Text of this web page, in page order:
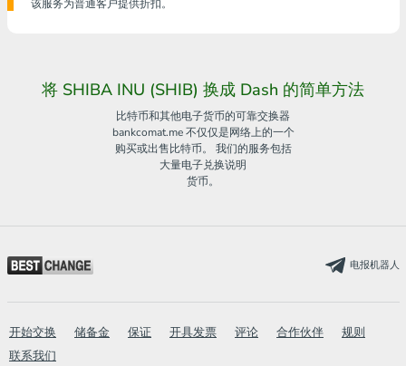
该服务为普通客户提供折扣。
将 SHIBA INU (SHIB) 换成 Dash 的简单方法
比特币和其他电子货币的可靠交换器
bankcomat.me 不仅仅是网络上的一个
购买或出售比特币。 我们的服务包括
大量电子兑换说明
货币。
电报机器人
开始交换 储备金 保证 开具发票 评论 合作伙伴
规则
联系我们